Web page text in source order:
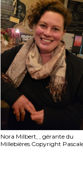
Nora Milbert, , gérante du
Millebières.Copyright